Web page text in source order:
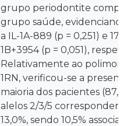
grupo periodontite
grupo saúde, evidenciando
a IL-1A-889 (p = 0,251) e
1B+3954 (p = 0,051),
Relativamente ao
1RN, verificou-se a
maioria dos pacientes
alelos 2/3/5
13,0%, sendo 10,5%